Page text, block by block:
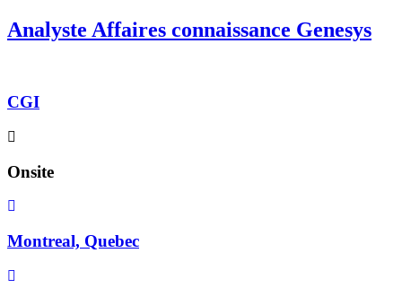
Analyste Affaires connaissance Genesys
CGI
Onsite
Montreal, Quebec